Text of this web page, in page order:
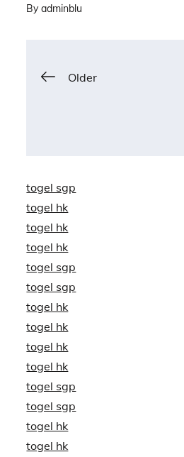
Byadminblu
Posts
Older
togel sgp
togel hk
togel hk
togel hk
togel sgp
togel sgp
togel hk
togel hk
togel hk
togel hk
togel sgp
togel sgp
togel hk
togel hk